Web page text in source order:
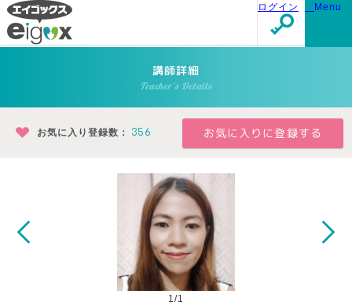
Menu
ログイン
講師詳細
Teacher's Details
1/1
お気に入り登録数： 356